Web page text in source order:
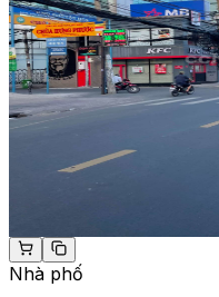
Nhà phố